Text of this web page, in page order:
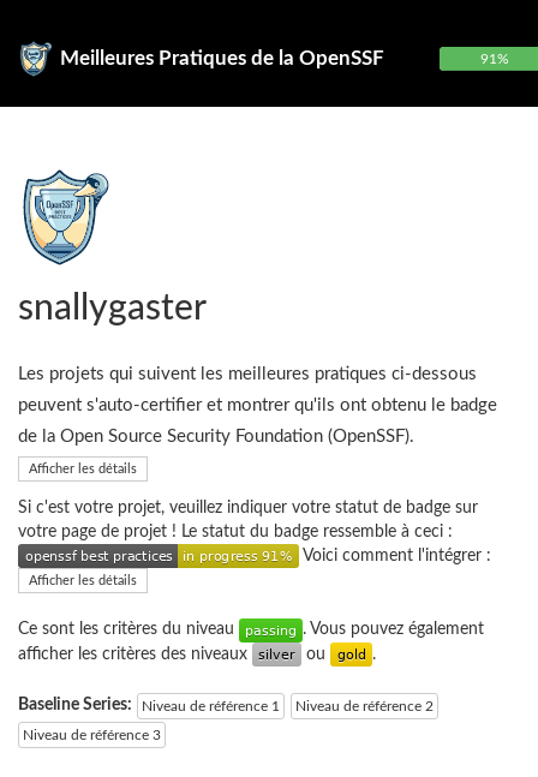
Meilleures Pratiques de la OpenSSF 91%
snallygaster
Les projets qui suivent les meilleures pratiques ci-dessous
peuvent s'auto-certifier et montrer qu'ils ont obtenu le badge
de la Open Source Security Foundation (OpenSSF).
Afficher les détails
Si c'est votre projet, veuillez indiquer votre statut de badge sur
votre page de projet ! Le statut du badge ressemble à ceci :
Voici comment l'intégrer :
Afficher les détails
Ce sont les critères du niveau
. Vous pouvez également
afficher les critères des niveaux
ou .
Baseline Series: Niveau de référence 1
Niveau de référence 2
Niveau de référence 3